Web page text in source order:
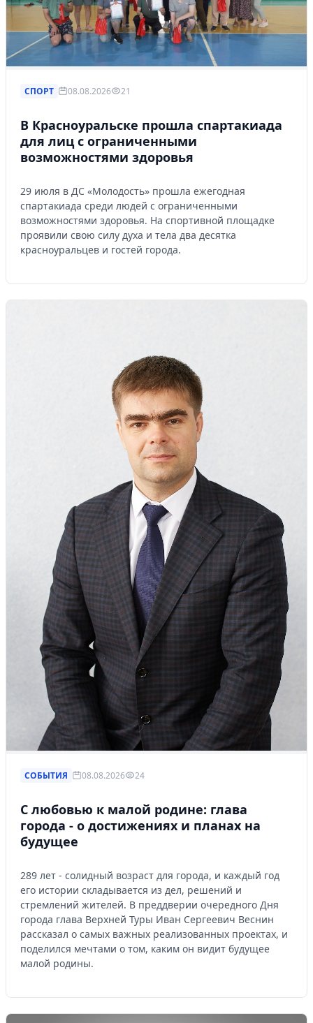
СПОРТ 08.08.2026 21
В Красноуральске прошла спартакиада
для лиц с ограниченными
возможностями здоровья
29 июля в ДС «Молодость» прошла ежегодная
спартакиада среди людей с ограниченными
возможностями здоровья. На спортивной площадке
проявили свою силу духа и тела два десятка
красноуральцев и гостей города.
СОБЫТИЯ 08.08.2026 24
С любовью к малой родине: глава
города - о достижениях и планах на
будущее
289 лет - солидный возраст для города, и каждый год
его истории складывается из дел, решений и
стремлений жителей. В преддверии очередного Дня
города глава Верхней Туры Иван Сергеевич Веснин
рассказал о самых важных реализованных проектах, и
поделился мечтами о том, каким он видит будущее
малой родины.